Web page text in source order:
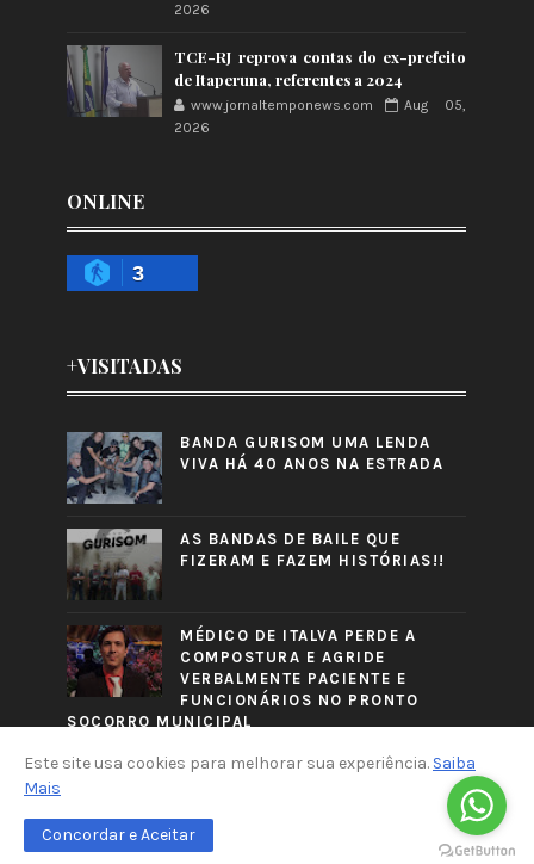
2026
TCE-RJ reprova contas do ex-prefeito
de Itaperuna, referentes a 2024
www.jornaltemponews.com
Aug 05,
2026
ONLINE
3
+VISITADAS
BANDA GURISOM UMA LENDA
VIVA HÁ 40 ANOS NA ESTRADA
AS BANDAS DE BAILE QUE
FIZERAM E FAZEM HISTÓRIAS!!
MÉDICO DE ITALVA PERDE A
COMPOSTURA E AGRIDE
VERBALMENTE PACIENTE E
FUNCIONÁRIOS NO PRONTO
SOCORRO MUNICIPAL
CRAFTED WITH
Este site usa cookies para melhorar sua experiência. Saiba
Mais
Concordar e Aceitar